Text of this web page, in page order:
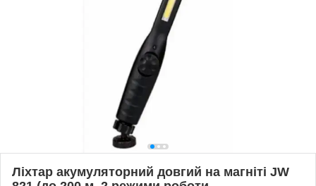
Ліхтар акумуляторний довгий на магніті JW